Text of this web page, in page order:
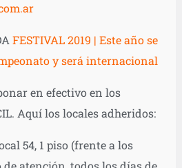
FESTIVAL 2019 | Este año se
y será internacional
en efectivo en los
Aquí los locales adheridos:
54, 1 piso (frente a los